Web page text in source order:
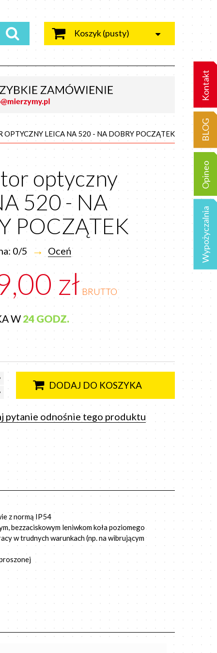
Koszyk(pusty)
OPTYCZNY LEICA NA 520 - NA DOBRY POCZĄTEK
optyczny
520 - NA
POCZĄTEK
0/5 → Oceń
zł BRUTTO
W24 GODZ.
DODAJ DO KOSZYKA
pytanie odnośnie tego produktu
z normą IP54
bezzaciskowym leniwkom koła poziomego
w trudnych warunkach (np. na wibrującym
Kontakt
BLOG
Opineo
Wypożyczalnia